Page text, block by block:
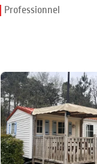
Professionnel